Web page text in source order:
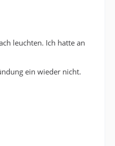
leuchten. Ich hatte an
ein wieder nicht.